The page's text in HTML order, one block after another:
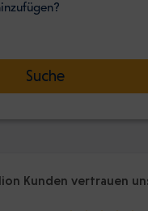
Suche
Kunden vertrauen